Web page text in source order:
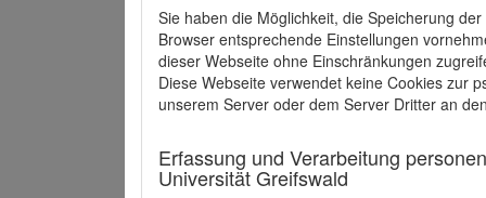
Sie haben die Möglichkeit, die Speicherung
Browser entsprechende Einstellungen
dieser Webseite ohne Einschränkungen
Diese Webseite verwendet keine Cookies zur
unserem Server oder dem Server Dritter an
Erfassung und Verarbeitung
Universität Greifswald